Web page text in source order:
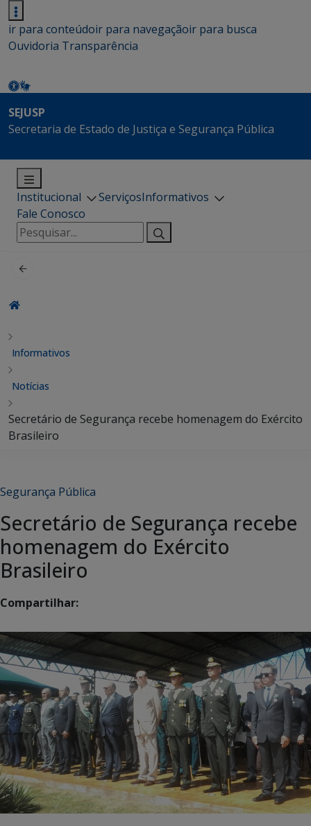
ir para conteúdoir para navegaçãoir para busca
Ouvidoria Transparência
SEJUSP
Secretaria de Estado de Justiça e Segurança Pública
Institucional ServiçosInformativos
Fale Conosco
Pesquisar
por:
Informativos
Notícias
Secretário de Segurança recebe homenagem do Exército
Brasileiro
Segurança Pública
Secretário de Segurança recebe
homenagem do Exército
Brasileiro
Compartilhar: